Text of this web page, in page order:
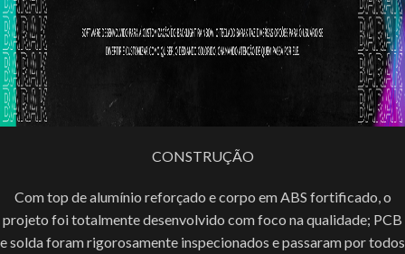
CONSTRUÇÃO
Com top de alumínio reforçado e corpo em ABS fortificado, o
projeto foi totalmente desenvolvido com foco na qualidade; PCB
e solda foram rigorosamente inspecionados e passaram por todos